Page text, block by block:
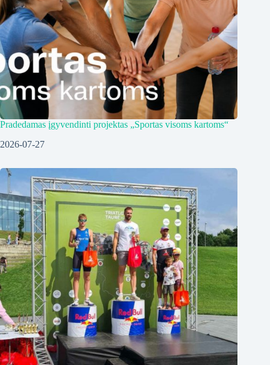
Pradedamas įgyvendinti projektas „Sportas visoms kartoms“
2026-07-27